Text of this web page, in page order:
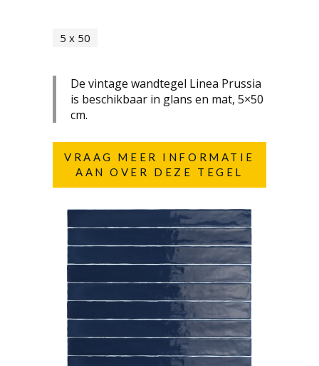
5 x 50
De vintage wandtegel Linea Prussia
is beschikbaar in glans en mat, 5×50
cm.
VRAAG MEER INFORMATIE
AAN OVER DEZE TEGEL